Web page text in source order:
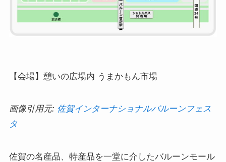
【会場】憩いの広場内 うまかもん市場
画像引用元: 佐賀インターナショナルバルーンフェス
タ
佐賀の名産品、特産品を一堂に介したバルーンモール